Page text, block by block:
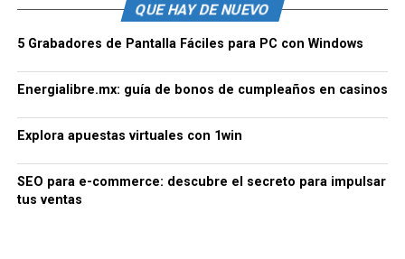
QUE HAY DE NUEVO
5 Grabadores de Pantalla Fáciles para PC con Windows
Energialibre.mx: guía de bonos de cumpleaños en casinos
Explora apuestas virtuales con 1win
SEO para e-commerce: descubre el secreto para impulsar
tus ventas